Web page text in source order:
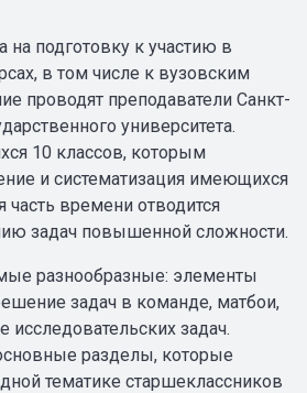
подготовку к участию в
в том числе к вузовским
проводят преподаватели Санкт-
университета.
10 классов, которым
и систематизация имеющихся
часть времени отводится
задач повышенной сложности.
разнообразные: элементы
задач в команде, матбои,
задач.
разделы, которые
тематике старшеклассников